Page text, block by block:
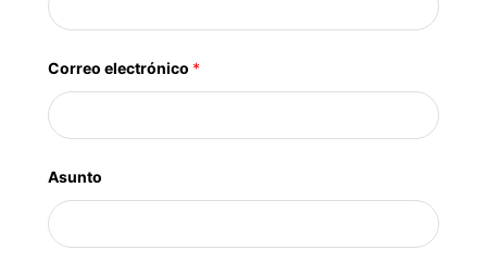
Correo electrónico *
Asunto